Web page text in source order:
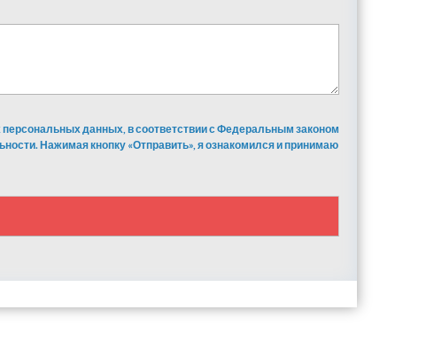
данных, в соответствии с Федеральным законом
Нажимая кнопку «Отправить», я ознакомился и принимаю